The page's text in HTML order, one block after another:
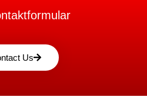
Us